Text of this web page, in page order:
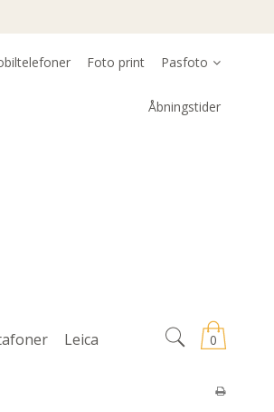
Foto print Pasfoto
Åbningstider
0
Leica